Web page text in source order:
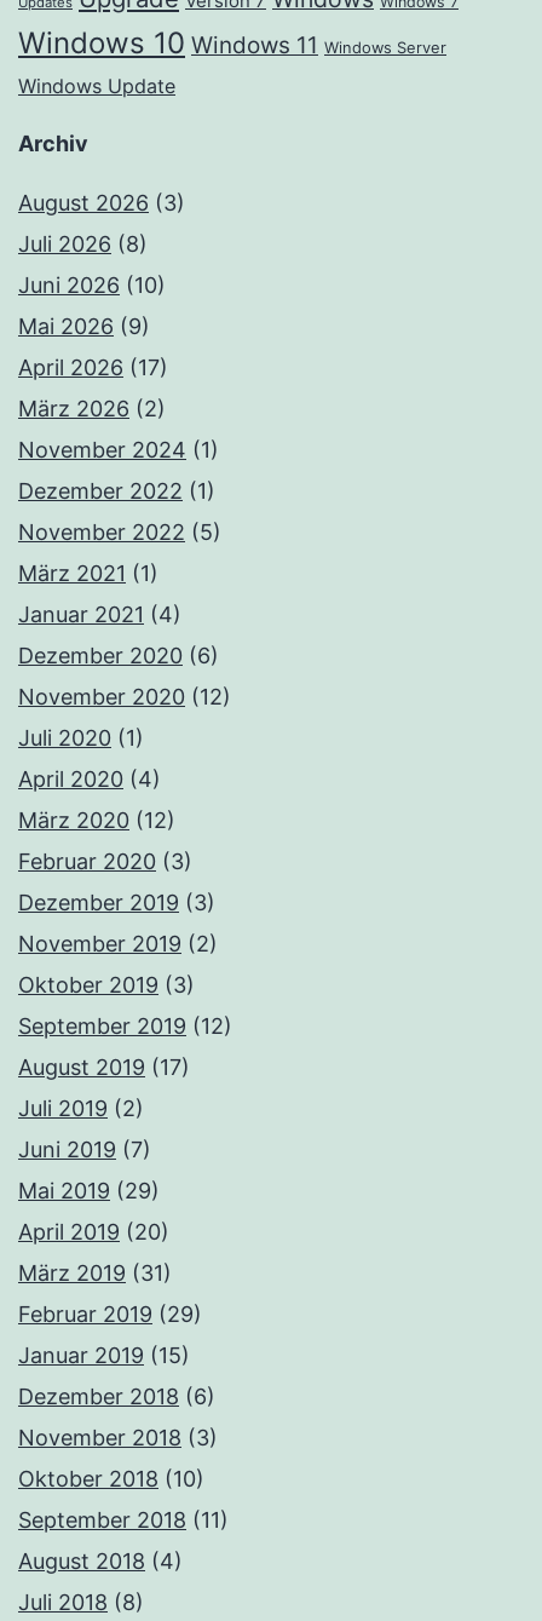
Windows 10 Windows 11 Windows Server
Windows Update
Archiv
August 2026 (3)
Juli 2026 (8)
Juni 2026 (10)
Mai 2026 (9)
April 2026 (17)
März 2026 (2)
November 2024 (1)
Dezember 2022 (1)
November 2022 (5)
März 2021 (1)
Januar 2021 (4)
Dezember 2020 (6)
November 2020 (12)
Juli 2020 (1)
April 2020 (4)
März 2020 (12)
Februar 2020 (3)
Dezember 2019 (3)
November 2019 (2)
Oktober 2019 (3)
September 2019 (12)
August 2019 (17)
Juli 2019 (2)
Juni 2019 (7)
Mai 2019 (29)
April 2019 (20)
März 2019 (31)
Februar 2019 (29)
Januar 2019 (15)
Dezember 2018 (6)
November 2018 (3)
Oktober 2018 (10)
September 2018 (11)
August 2018 (4)
Juli 2018 (8)